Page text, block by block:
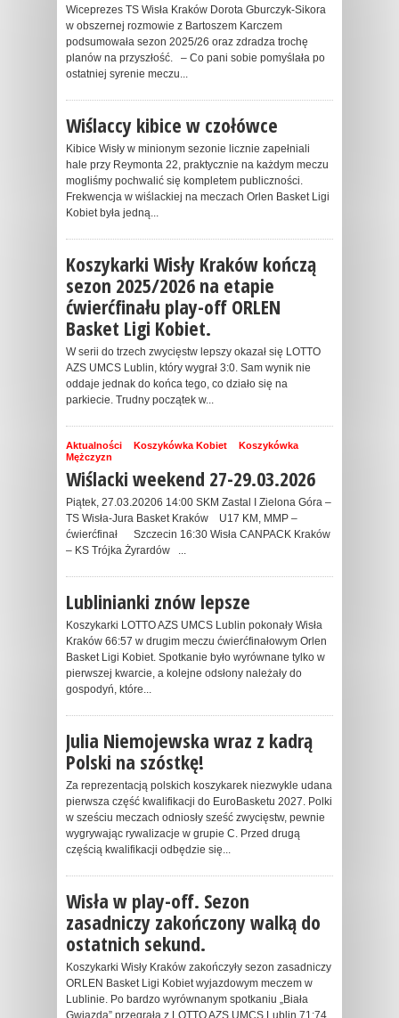
Wiceprezes TS Wisła Kraków Dorota Gburczyk-Sikora
w obszernej rozmowie z Bartoszem Karczem
podsumowała sezon 2025/26 oraz zdradza trochę
planów na przyszłość. – Co pani sobie pomyślała po
ostatniej syrenie meczu...
Wiślaccy kibice w czołówce
Kibice Wisły w minionym sezonie licznie zapełniali
hale przy Reymonta 22, praktycznie na każdym meczu
mogliśmy pochwalić się kompletem publiczności.
Frekwencja w wiślackiej na meczach Orlen Basket Ligi
Kobiet była jedną...
Koszykarki Wisły Kraków kończą
sezon 2025/2026 na etapie
ćwierćfinału play-off ORLEN
Basket Ligi Kobiet.
W serii do trzech zwycięstw lepszy okazał się LOTTO
AZS UMCS Lublin, który wygrał 3:0. Sam wynik nie
oddaje jednak do końca tego, co działo się na
parkiecie. Trudny początek w...
Aktualności Koszykówka Kobiet
Koszykówka
Mężczyzn
Wiślacki weekend 27-29.03.2026
Piątek, 27.03.20206 14:00 SKM Zastal I Zielona Góra –
TS Wisła-Jura Basket Kraków U17 KM, MMP –
ćwierćfinał Szczecin 16:30 Wisła CANPACK Kraków
– KS Trójka Żyrardów ...
Lublinianki znów lepsze
Koszykarki LOTTO AZS UMCS Lublin pokonały Wisła
Kraków 66:57 w drugim meczu ćwierćfinałowym Orlen
Basket Ligi Kobiet. Spotkanie było wyrównane tylko w
pierwszej kwarcie, a kolejne odsłony należały do
gospodyń, które...
Julia Niemojewska wraz z kadrą
Polski na szóstkę!
Za reprezentacją polskich koszykarek niezwykle udana
pierwsza część kwalifikacji do EuroBasketu 2027. Polki
w sześciu meczach odniosły sześć zwycięstw, pewnie
wygrywając rywalizacje w grupie C. Przed drugą
częścią kwalifikacji odbędzie się...
Wisła w play-off. Sezon
zasadniczy zakończony walką do
ostatnich sekund.
Koszykarki Wisły Kraków zakończyły sezon zasadniczy
ORLEN Basket Ligi Kobiet wyjazdowym meczem w
Lublinie. Po bardzo wyrównanym spotkaniu „Biała
Gwiazda” przegrała z LOTTO AZS UMCS Lublin 71:74